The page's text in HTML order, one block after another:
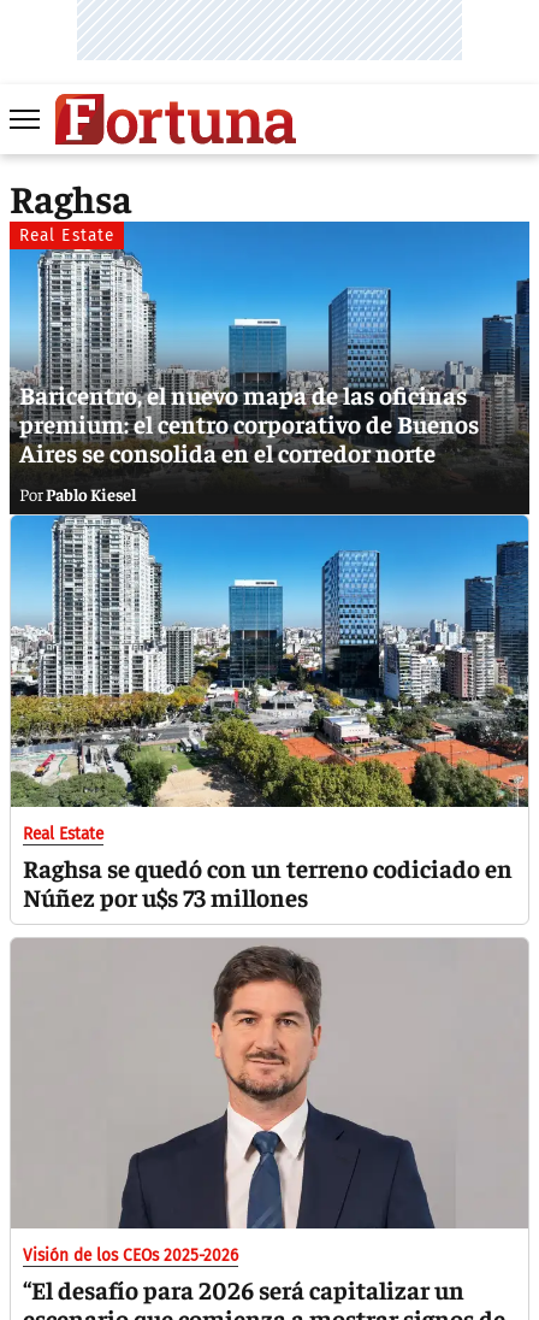
Raghsa
Real Estate
Baricentro, el nuevo mapa de las oficinas
premium: el centro corporativo de Buenos
Aires se consolida en el corredor norte
Pablo Kiesel
Real Estate
Raghsa se quedó con un terreno codiciado en
Núñez por u$s 73 millones
Visión de los CEOs 2025-2026
“El desafío para 2026 será capitalizar un